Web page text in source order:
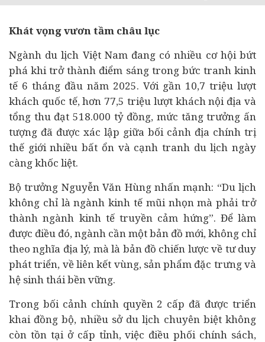
Khát vọng vươn tầm châu lục
Ngành du lịch Việt Nam đang có nhiều cơ hội bứt
phá khi trở thành điểm sáng trong bức tranh kinh
tế 6 tháng đầu năm 2025. Với gần 10,7 triệu lượt
khách quốc tế, hơn 77,5 triệu lượt khách nội địa và
tổng thu đạt 518.000 tỷ đồng, mức tăng trưởng ấn
tượng đã được xác lập giữa bối cảnh địa chính trị
thế giới nhiều bất ổn và cạnh tranh du lịch ngày
càng khốc liệt.
Bộ trưởng Nguyễn Văn Hùng nhấn mạnh: “Du lịch
không chỉ là ngành kinh tế mũi nhọn mà phải trở
thành ngành kinh tế truyền cảm hứng”. Để làm
được điều đó, ngành cần một bản đồ mới, không chỉ
theo nghĩa địa lý, mà là bản đồ chiến lược về tư duy
phát triển, về liên kết vùng, sản phẩm đặc trưng và
hệ sinh thái bền vững.
Trong bối cảnh chính quyền 2 cấp đã được triển
khai đồng bộ, nhiều sở du lịch chuyên biệt không
còn tồn tại ở cấp tỉnh, việc điều phối chính sách,